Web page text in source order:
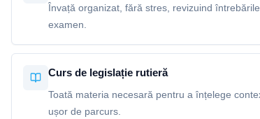
Învață organizat, fără stres, revizuind
examen.
Curs de legislație rutieră
Toată materia necesară pentru a înțelege
ușor de parcurs.